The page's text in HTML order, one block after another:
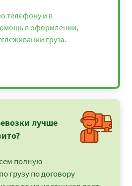
телефону и в
в оформлении,
груза.
лучше
полную
грузу по договору